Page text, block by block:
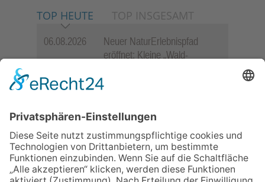
TOP HEUTE TOP INSGESAMT
06.08.2026
Neuer NaturErlebnispfad
eröffnet: Kleine „Wald-
die Zukunft der Stadt
Königstein
06.08.2026
Gewinnspiel zum Start ins
Schuljahr
06.08.2026
„Rock auf der Burg“ lässt